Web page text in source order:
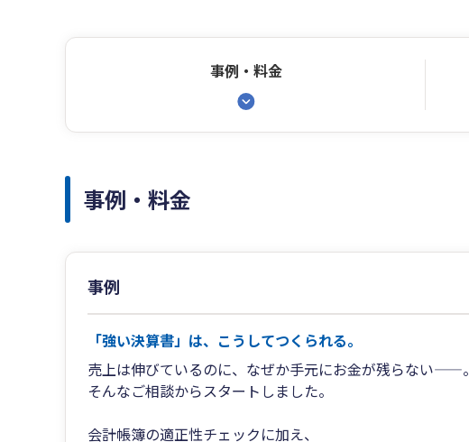
事例・料金
事例・料金
事例
「強い決算書」は、こうしてつくられる。
売上は伸びているのに、なぜか手元にお金が残らない——。
そんなご相談からスタートしました。
会計帳簿の適正性チェックに加え、